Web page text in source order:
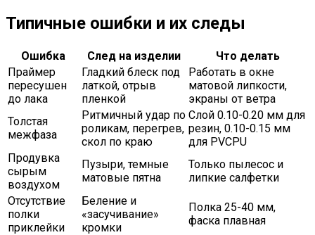
Типичные ошибки и их следы
Ошибка След на изделии
Что делать
Праймер
пересушен
до лака
Гладкий блеск под
латкой, отрыв
пленкой
Работать в окне
матовой липкости,
экраны от ветра
Толстая
межфаза
Ритмичный удар по
роликам, перегрев,
скол по краю
Слой 0.10-0.20 мм для
резин, 0.10-0.15 мм
для PVCPU
Продувка
сырым
воздухом
Пузыри, темные
матовые пятна
Только пылесос и
липкие салфетки
Отсутствие
полки
приклейки
Беление и
«засучивание»
кромки
Полка 25-40 мм,
фаска плавная